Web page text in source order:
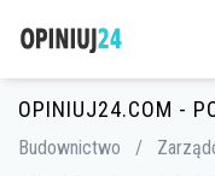
OPINIUJ24.COM -
Budownictwo /